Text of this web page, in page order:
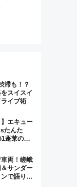
滞も！？
スイスイ
イブ術
】エキュー
たんた
蓬莱の
「肉とた
々登場！
両！嵯峨
サンダー
で語り合